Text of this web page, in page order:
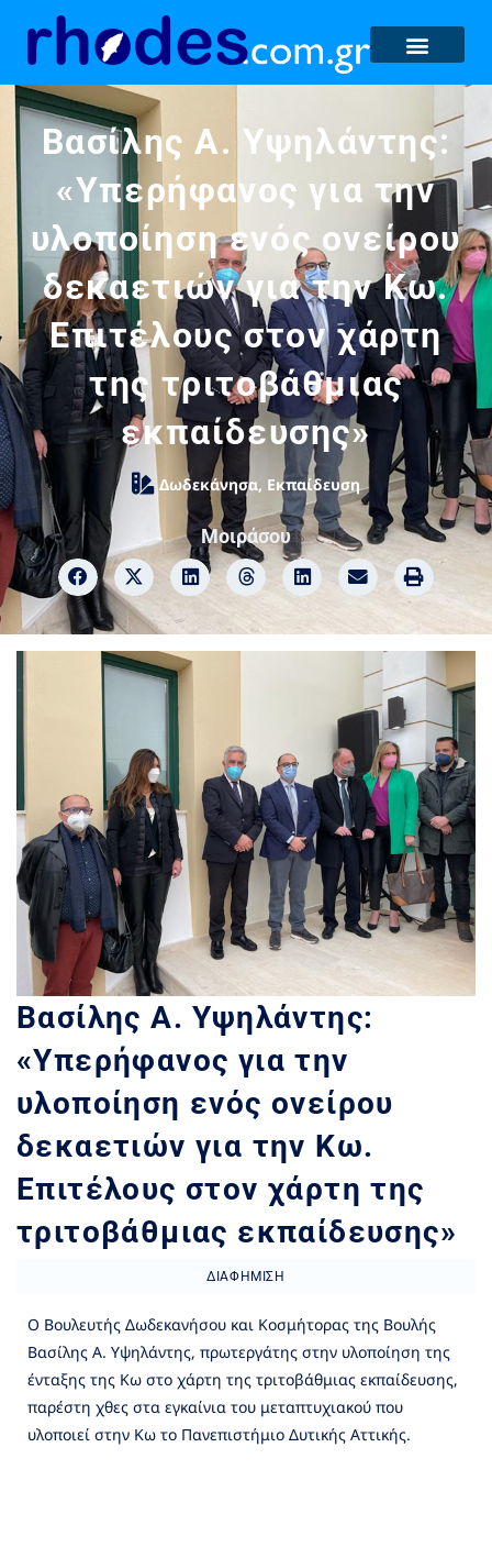
Βασίλης Α. Υψηλάντης:
«Υπερήφανος για την
υλοποίηση ενός ονείρου
δεκαετιών για την Κω.
Επιτέλους στον χάρτη
της τριτοβάθμιας
εκπαίδευσης»
Δωδεκάνησα, Εκπαίδευση
Μοιράσου
Βασίλης Α. Υψηλάντης:
«Υπερήφανος για την
υλοποίηση ενός ονείρου
δεκαετιών για την Κω.
Επιτέλους στον χάρτη της
τριτοβάθμιας εκπαίδευσης»
ΔΙΑΦΉΜΙΣΗ
Ο Βουλευτής Δωδεκανήσου και Κοσμήτορας της Βουλής
Βασίλης Α. Υψηλάντης, πρωτεργάτης στην υλοποίηση της
ένταξης της Κω στο χάρτη της τριτοβάθμιας εκπαίδευσης,
παρέστη χθες στα εγκαίνια του μεταπτυχιακού που
υλοποιεί στην Κω το Πανεπιστήμιο Δυτικής Αττικής.